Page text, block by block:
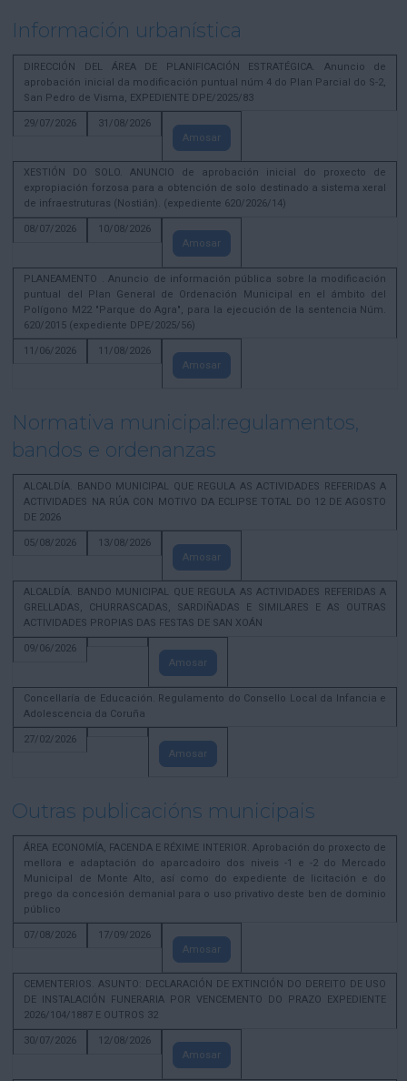
Información urbanística
DIRECCIÓN DEL ÁREA DE PLANIFICACIÓN ESTRATÉGICA. Anuncio de
aprobación inicial da modificación puntual núm 4 do Plan Parcial do S-2,
San Pedro de Visma, EXPEDIENTE DPE/2025/83
29/07/2026
31/08/2026
Amosar
XESTIÓN DO SOLO. ANUNCIO de aprobación inicial do proxecto de
expropiación forzosa para a obtención de solo destinado a sistema xeral
de infraestruturas (Nostián). (expediente 620/2026/14)
08/07/2026
10/08/2026
Amosar
PLANEAMENTO . Anuncio de información pública sobre la modificación
puntual del Plan General de Ordenación Municipal en el ámbito del
Polígono M22 "Parque do Agra", para la ejecución de la sentencia Núm.
620/2015 (expediente DPE/2025/56)
11/06/2026
11/08/2026
Amosar
Normativa municipal:regulamentos,
bandos e ordenanzas
ALCALDÍA. BANDO MUNICIPAL QUE REGULA AS ACTIVIDADES REFERIDAS A
ACTIVIDADES NA RÚA CON MOTIVO DA ECLIPSE TOTAL DO 12 DE AGOSTO
DE 2026
05/08/2026
13/08/2026
Amosar
ALCALDÍA. BANDO MUNICIPAL QUE REGULA AS ACTIVIDADES REFERIDAS A
GRELLADAS, CHURRASCADAS, SARDIÑADAS E SIMILARES E AS OUTRAS
ACTIVIDADES PROPIAS DAS FESTAS DE SAN XOÁN
09/06/2026
Amosar
Concellaría de Educación. Regulamento do Consello Local da Infancia e
Adolescencia da Coruña
27/02/2026
Amosar
Outras publicacións municipais
ÁREA ECONOMÍA, FACENDA E RÉXIME INTERIOR. Aprobación do proxecto de
mellora e adaptación do aparcadoiro dos niveis -1 e -2 do Mercado
Municipal de Monte Alto, así como do expediente de licitación e do
prego da concesión demanial para o uso privativo deste ben de dominio
público
07/08/2026
17/09/2026
Amosar
CEMENTERIOS. ASUNTO: DECLARACIÓN DE EXTINCIÓN DO DEREITO DE USO
DE INSTALACIÓN FUNERARIA POR VENCEMENTO DO PRAZO EXPEDIENTE
2026/104/1887 E OUTROS 32
30/07/2026
12/08/2026
Amosar